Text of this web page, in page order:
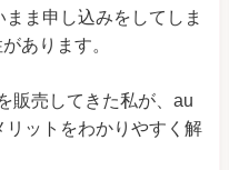
ま申し込みをしてしま
あります。
販売してきた私が、au
ットをわかりやすく解